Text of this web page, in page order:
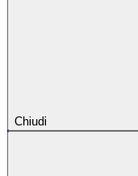
Chiudi